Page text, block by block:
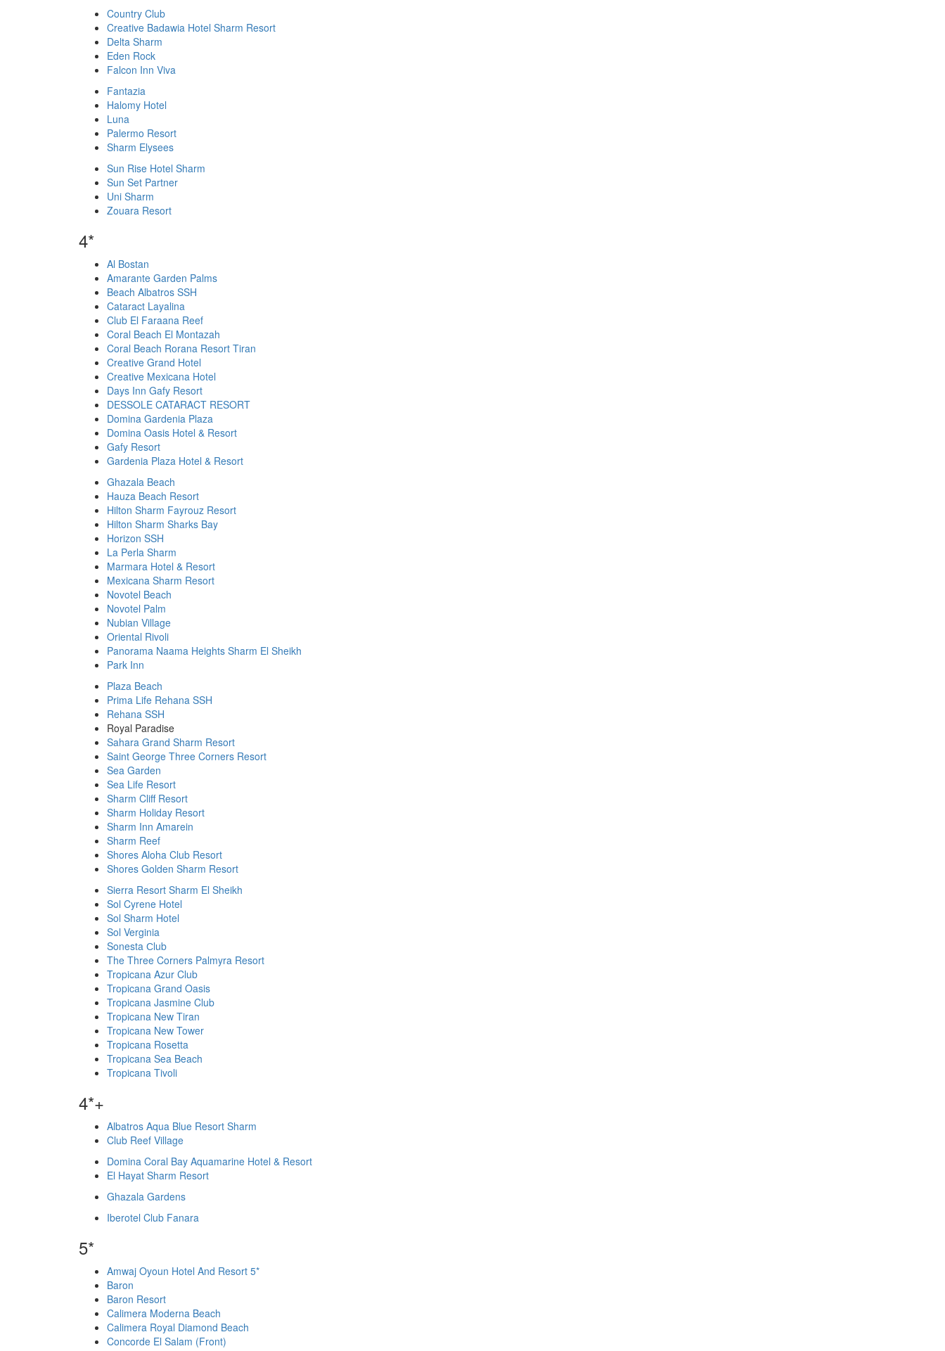
Country Club
Creative Badawia Hotel Sharm Resort
Delta Sharm
Eden Rock
Falcon Inn Viva
Fantazia
Halomy Hotel
Luna
Palermo Resort
Sharm Elysees
Sun Rise Hotel Sharm
Sun Set Partner
Uni Sharm
Zouara Resort
4*
Al Bostan
Amarante Garden Palms
Beach Albatros SSH
Cataract Layalina
Club El Faraana Reef
Coral Beach El Montazah
Coral Beach Rorana Resort Tiran
Creative Grand Hotel
Creative Mexicana Hotel
Days Inn Gafy Resort
DESSOLE CATARACT RESORT
Domina Gardenia Plaza
Domina Oasis Hotel & Resort
Gafy Resort
Gardenia Plaza Hotel & Resort
Ghazala Beach
Hauza Beach Resort
Hilton Sharm Fayrouz Resort
Hilton Sharm Sharks Bay
Horizon SSH
La Perla Sharm
Marmara Hotel & Resort
Mexicana Sharm Resort
Novotel Beach
Novotel Palm
Nubian Village
Oriental Rivoli
Panorama Naama Heights Sharm El Sheikh
Park Inn
Plaza Beach
Prima Life Rehana SSH
Rehana SSH
Royal Paradise
Sahara Grand Sharm Resort
Saint George Three Corners Resort
Sea Garden
Sea Life Resort
Sharm Cliff Resort
Sharm Holiday Resort
Sharm Inn Amarein
Sharm Reef
Shores Aloha Club Resort
Shores Golden Sharm Resort
Sierra Resort Sharm El Sheikh
Sol Cyrene Hotel
Sol Sharm Hotel
Sol Verginia
Sonesta Сlub
The Three Corners Palmyra Resort
Tropicana Azur Club
Tropicana Grand Oasis
Tropicana Jasmine Club
Tropicana New Tiran
Tropicana New Tower
Tropicana Rosetta
Tropicana Sea Beach
Tropicana Tivoli
4*+
Albatros Aqua Blue Resort Sharm
Club Reef Village
Domina Coral Bay Aquamarine Hotel & Resort
El Hayat Sharm Resort
Ghazala Gardens
Iberotel Club Fanara
5*
Amwaj Oyoun Hotel And Resort 5*
Baron
Baron Resort
Calimera Moderna Beach
Calimera Royal Diamond Beach
Concorde El Salam (Front)